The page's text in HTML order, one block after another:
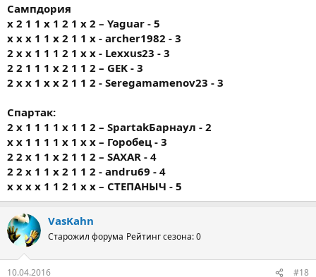
Сампдория
х 2 1 1 х 1 2 1 х 2 – Yaguar - 5
х х х 1 1 х 2 1 1 х - archer1982 - 3
2 х х 1 1 1 2 1 х х - Lexxus23 - 3
2 2 1 1 1 х 2 1 1 2 – GEK - 3
2 х х 1 х х 2 1 1 2 - Seregamamenov23 - 3
Спартак:
2 х 1 1 1 1 х 1 1 2 – SpartakБарнаул - 2
х х 1 1 1 1 х 1 х х – Горобец - 3
2 2 х 1 1 х 2 1 1 2 – SAXAR - 4
2 2 х 1 1 х 2 1 1 2 - andru69 - 4
х х х х 1 1 2 1 х х – СТЕПАНЫЧ - 5
VasKahn
Старожил форума Рейтинг сезона: 0
10.04.2016 #18